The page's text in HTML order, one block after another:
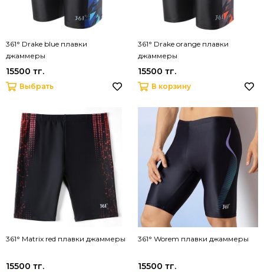
361° Drake blue плавки
джаммеры
15500 тг.
Выбрать
361° Drake orange плавки
джаммеры
15500 тг.
В корзину
361° Matrix red плавки джаммеры
15500 тг.
361° Worem плавки джаммеры
15500 тг.